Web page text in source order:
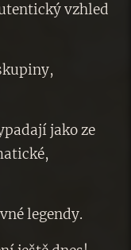
vzhled
jako ze
legendy.